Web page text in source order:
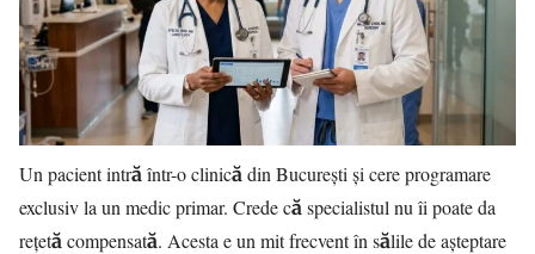
Un pacient intră într-o clinică din București și cere programare
exclusiv la un medic primar. Crede că specialistul nu îi poate da
rețetă compensată. Acesta e un mit frecvent în sălile de așteptare